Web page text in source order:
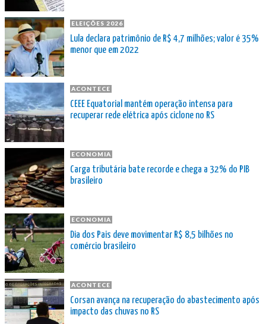
ELEIÇÕES 2026
Lula declara patrimônio de R$ 4,7 milhões; valor é 35%
menor que em 2022
ACONTECE
CEEE Equatorial mantém operação intensa para
recuperar rede elétrica após ciclone no RS
ECONOMIA
Carga tributária bate recorde e chega a 32% do PIB
brasileiro
ECONOMIA
Dia dos Pais deve movimentar R$ 8,5 bilhões no
comércio brasileiro
ACONTECE
Corsan avança na recuperação do abastecimento após
impacto das chuvas no RS